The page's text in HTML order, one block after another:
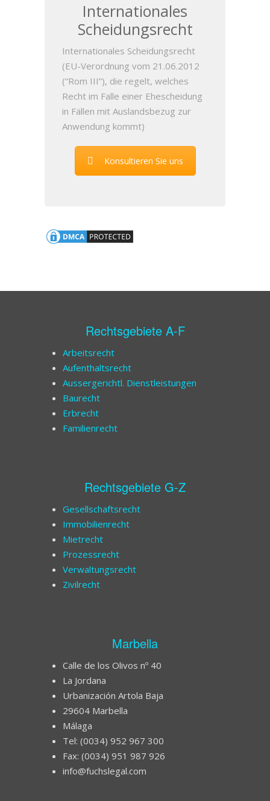
Internationales
Scheidungsrecht
Internationales Scheidungsrecht
(EU-Verordnung vom 21.06.2012
(“Rom III”), die regelt, welches
Recht im Falle einer Ehescheidung
in Fällen mit Auslandsbezug zur
Anwendung kommt)
Konsultieren Sie uns
Rechtsgebiete A-F
Arbeitsrecht
Aufenthaltsrecht
Aussergerichtl. Dienstleistungen
Baurecht
Erbrecht
Familienrecht
Rechtsgebiete G-Z
Gesellschaftsrecht
Immobilienrecht
Mietrecht
Prozessrecht
Verwaltungsrecht
Zivilrecht
Marbella
Calle de los Olivos nº 40
La Jordana
Urbanización Artola Baja
29604 Marbella
Málaga
Tel: (0034) 952 967 300
Fax: (0034) 951 987 926
info@fuchslegal.com